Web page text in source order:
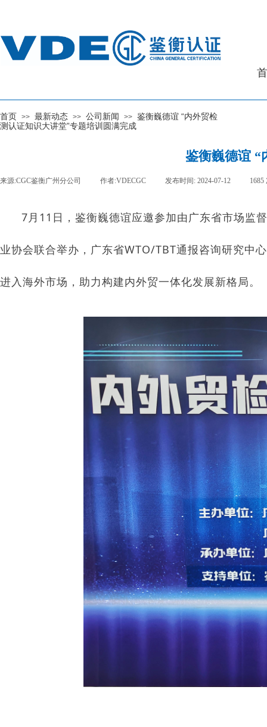
首页 >> 最新动态 >> 公司新闻 >> 鉴衡巍德谊 “内外贸检
测认证知识大讲堂”专题培训圆满完成
鉴衡巍德谊 “
来源:CGC鉴衡广州分公司 作者:VDECGC 发布时间: 2024-07-12 1685
7月11日，鉴衡巍德谊应邀参加由广东省市场监
业协会联合举办，广东省WTO/TBT通报咨询研究中
进入海外市场，助力构建内外贸一体化发展新格局。